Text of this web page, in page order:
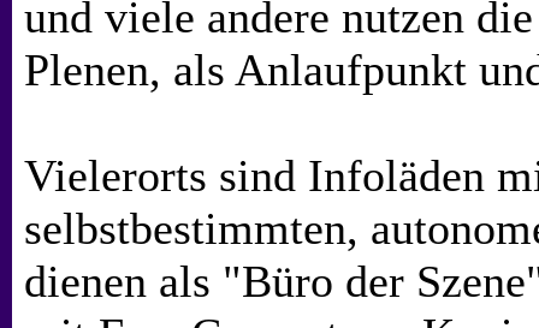
und viele andere nutzen
Plenen, als Anlaufpunkt
Vielerorts sind Infoläden
selbstbestimmten,
dienen als "Büro der